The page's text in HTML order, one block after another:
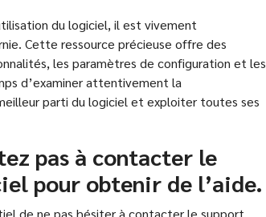
du logiciel, il est vivement
Cette ressource précieuse offre des
les paramètres de configuration et les
d’examiner attentivement la
parti du logiciel et exploiter toutes ses
pas à contacter le
pour obtenir de l’aide.
de ne pas hésiter à contacter le support